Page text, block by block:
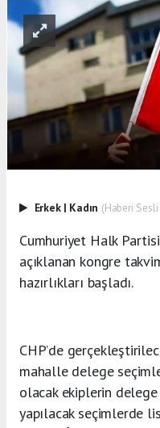
Erkek | Kadın (Haberi
Cumhuriyet Halk
açıklanan kongre
hazırlıkları başladı.
CHP’de
mahalle delege
olacak ekiplerin
yapılacak seçimlerde